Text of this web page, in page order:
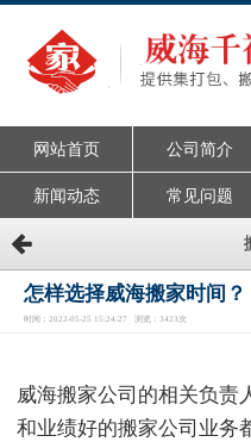
网站首页 公司简介
新闻动态 常见问题
怎样选择威海搬家时间？
时间：2022-05-25 15:24:27 浏览：3423次
威海搬家公司的相关负责
和业绩好的搬家公司业务